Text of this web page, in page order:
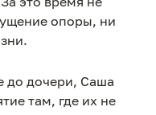
опоры, ни
до дочери, Саша
там, где их не